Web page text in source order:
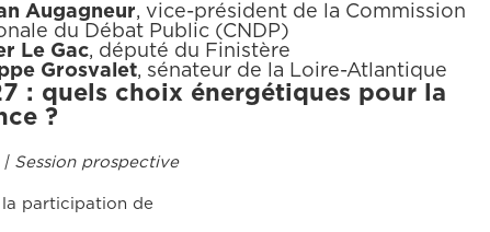
Augagneur, vice-président de la Commission
du Débat Public (CNDP)
Le Gac, député du Finistère
Grosvalet, sénateur de la Loire-Atlantique
: quels choix énergétiques pour la
?
| Session prospective
la participation de